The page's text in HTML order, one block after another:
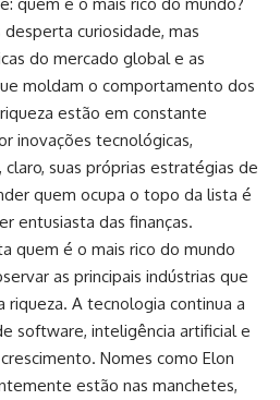
curiosidade, mas
do mercado global e as
moldam o comportamento dos
estão em constante
inovações tecnológicas,
suas próprias estratégias de
quem ocupa o topo da lista é
entusiasta das finanças.
quem é o mais rico do mundo
as principais indústrias que
riqueza. A tecnologia continua a
software, inteligência artificial e
Nomes como Elon
estão nas manchetes,